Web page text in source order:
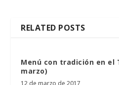
RELATED POSTS
Menú con tradición en el
marzo)